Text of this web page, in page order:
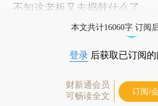
不知这老板又去捣鼓什么了。
本文共计16060字 订阅
登录 后获取已订阅
财新通会员
可畅读全文
订阅/